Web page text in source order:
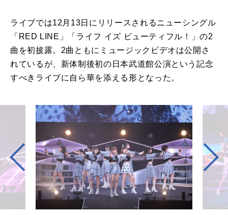
ライブでは12月13日にリリースされるニューシングル
「RED LINE」「ライフ イズ ビューティフル！」の2
曲を初披露。2曲ともにミュージックビデオは公開さ
れているが、新体制後初の日本武道館公演という記念
すべきライブに自ら華を添える形となった。